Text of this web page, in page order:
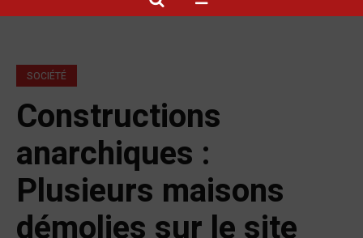
SOCIÉTÉ
Constructions
anarchiques :
Plusieurs maisons